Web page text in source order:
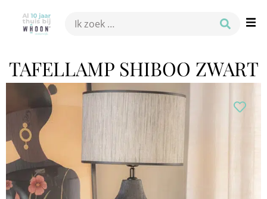
TAFELLAMP SHIBOO ZWART